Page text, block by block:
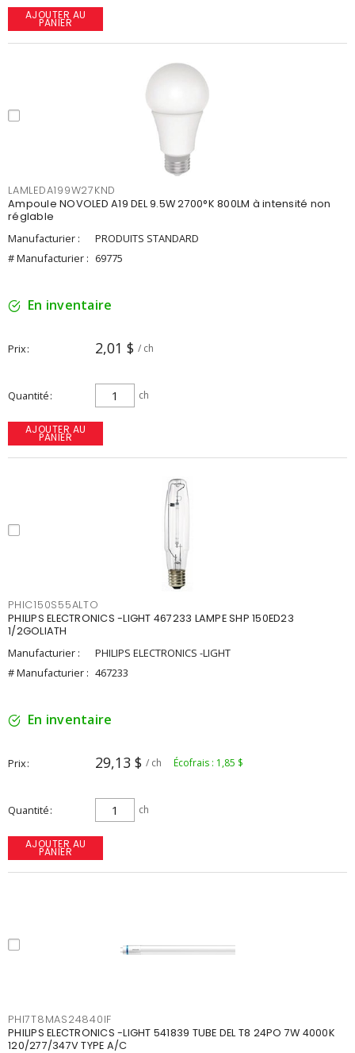
AJOUTER AU
PANIER
LAMLEDA199W27KND
Ampoule NOVOLED A19 DEL 9.5W 2700°K 800LM à intensité non
réglable
Manufacturier :
PRODUITS STANDARD
# Manufacturier : 69775
En inventaire
Prix 2,01 $ / ch
Quantité ch
AJOUTER AU
PANIER
PHIC150S55ALTO
PHILIPS ELECTRONICS -LIGHT 467233 LAMPE SHP 150ED23
1/2GOLIATH
Manufacturier :
PHILIPS ELECTRONICS -LIGHT
# Manufacturier : 467233
En inventaire
Prix 29,13 $ / ch Écofrais : 1,85 $
Quantité ch
AJOUTER AU
PANIER
PHI7T8MAS24840IF
PHILIPS ELECTRONICS -LIGHT 541839 TUBE DEL T8 24PO 7W 4000K
120/277/347V TYPE A/C